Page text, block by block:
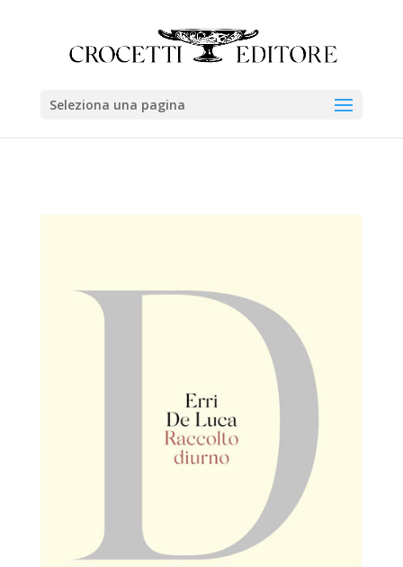
Seleziona una pagina